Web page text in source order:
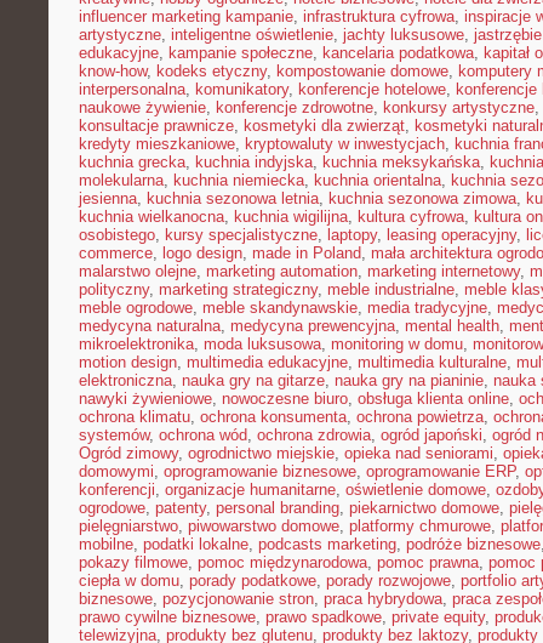
influencer marketing kampanie, infrastruktura cyfrowa, inspiracje
artystyczne, inteligentne oświetlenie, jachty luksusowe,
edukacyjne, kampanie społeczne, kancelaria podatkowa, kapitał
know-how, kodeks etyczny, kompostowanie domowe, komputery
interpersonalna, komunikatory, konferencje hotelowe, konferencje
naukowe żywienie, konferencje zdrowotne, konkursy artystyczne,
konsultacje prawnicze, kosmetyki dla zwierząt, kosmetyki
kredyty mieszkaniowe, kryptowaluty w inwestycjach, kuchnia
kuchnia grecka, kuchnia indyjska, kuchnia meksykańska,
molekularna, kuchnia niemiecka, kuchnia orientalna, kuchnia
jesienna, kuchnia sezonowa letnia, kuchnia sezonowa zimowa,
kuchnia wielkanocna, kuchnia wigilijna, kultura cyfrowa, kultura
osobistego, kursy specjalistyczne, laptopy, leasing operacyjny,
commerce, logo design, made in Poland, mała architektura
malarstwo olejne, marketing automation, marketing internetowy,
polityczny, marketing strategiczny, meble industrialne, meble
meble ogrodowe, meble skandynawskie, media tradycyjne,
medycyna naturalna, medycyna prewencyjna, mental health,
mikroelektronika, moda luksusowa, monitoring w domu,
motion design, multimedia edukacyjne, multimedia kulturalne,
elektroniczna, nauka gry na gitarze, nauka gry na pianinie, nauka
nawyki żywieniowe, nowoczesne biuro, obsługa klienta online,
ochrona klimatu, ochrona konsumenta, ochrona powietrza,
systemów, ochrona wód, ochrona zdrowia, ogród japoński, ogród
Ogród zimowy, ogrodnictwo miejskie, opieka nad seniorami,
domowymi, oprogramowanie biznesowe, oprogramowanie ERP,
konferencji, organizacje humanitarne, oświetlenie domowe,
ogrodowe, patenty, personal branding, piekarnictwo domowe,
pielęgniarstwo, piwowarstwo domowe, platformy chmurowe,
mobilne, podatki lokalne, podcasts marketing, podróże biznesowe
pokazy filmowe, pomoc międzynarodowa, pomoc prawna, pomoc
ciepła w domu, porady podatkowe, porady rozwojowe, portfolio
biznesowe, pozycjonowanie stron, praca hybrydowa, praca
prawo cywilne biznesowe, prawo spadkowe, private equity,
telewizyjna, produkty bez glutenu, produkty bez laktozy, produkty